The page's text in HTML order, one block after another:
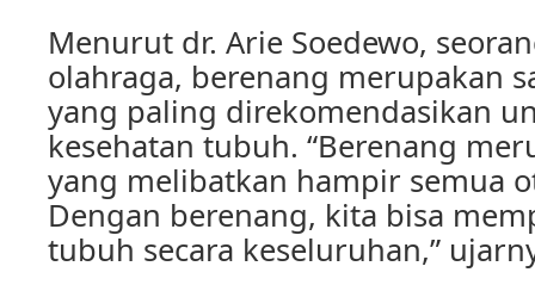
Menurut dr. Arie Soedewo,
olahraga, berenang merupakan
yang paling direkomendasikan
kesehatan tubuh. “Berenang
yang melibatkan hampir semua
Dengan berenang, kita bisa
tubuh secara keseluruhan,”